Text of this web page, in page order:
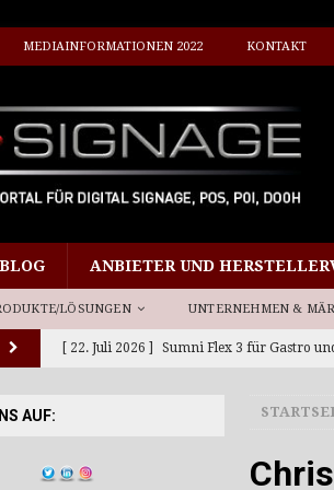
MEDIAINFORMATIONEN 2022 KONTAKT
BLOG ANBIETER UND
LÖSUNGEN UNTERNEHMEN &
[ 22. Juli 2026 ] Sumni Flex 3 für Gastro
Giada DS-Player DF614
Neue Werkstation Richtlinie
AUF: